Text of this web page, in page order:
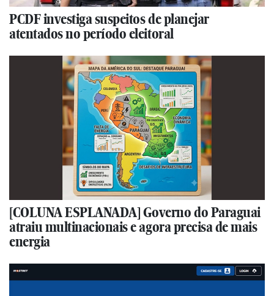
PCDF investiga suspeitos de planejar
atentados no período eleitoral
[COLUNA ESPLANADA] Governo do Paraguai
atraiu multinacionais e agora precisa de mais
energia